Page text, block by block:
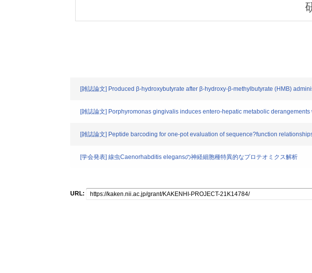
[雑誌論文] Produced β-hydroxybutyrate after β-hydroxy-β-methylbutyrate (HMB)
[雑誌論文] Porphyromonas gingivalis induces entero-hepatic metabolic
[雑誌論文] Peptide barcoding for one-pot evaluation of sequence?function
[学会発表] 線虫Caenorhabditis elegansの神経細胞種特異的なプロテオミクス解析
URL: